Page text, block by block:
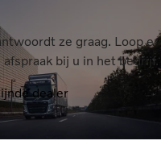
ze graag. Loop er
bij u in het bedrijf.
dealer